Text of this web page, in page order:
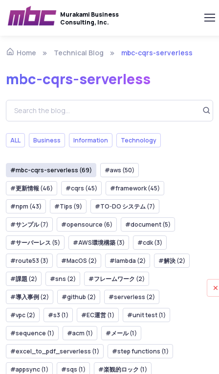
Murakami Business
Consulting, Inc.
Home Technical Blog mbc-cqrs-serverless
mbc-cqrs-serverless
ALL Business Information Technology
#mbc-cqrs-serverless (69) #aws (50)
#更新情報 (46) #cqrs (45) #framework (45)
#npm (43) #Tips (9) #TO-DO システム (7)
#サンプル (7) #opensource (6) #document (5)
#サーバーレス (5) #AWS環境構築 (3) #cdk (3)
#route53 (3) #MacOS (2) #lambda (2) #解決 (2)
#課題 (2) #sns (2) #フレームワーク (2)
#導入事例 (2) #github (2) #serverless (2)
#vpc (2) #s3 (1) #EC運営 (1) #unit test (1)
#sequence (1) #acm (1) #メール (1)
#excel_to_pdf_serverless (1) #step functions (1)
#appsync (1) #sqs (1) #楽観的ロック (1)